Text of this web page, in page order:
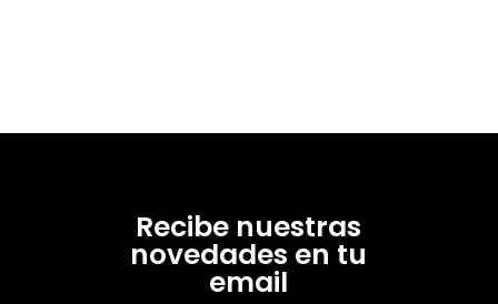
Recibe nuestras
novedades en tu
email